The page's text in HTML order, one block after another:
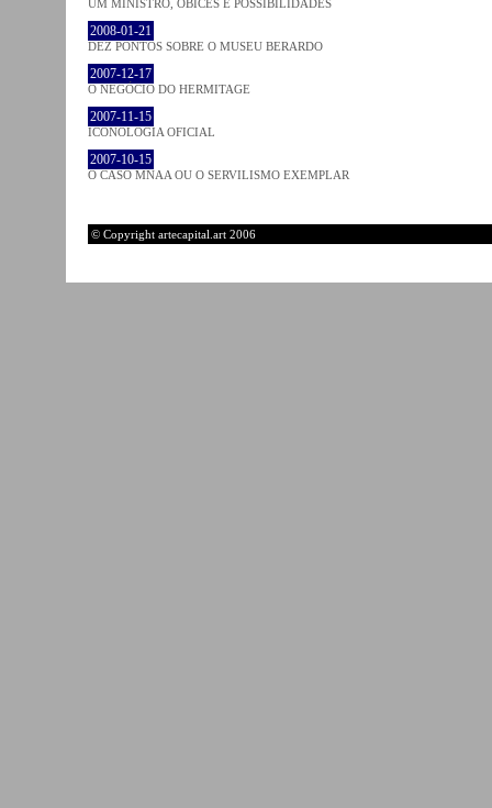
UM MINISTRO, ÓBICES E POSSIBILIDADES
2008-01-21
DEZ PONTOS SOBRE O MUSEU BERARDO
2007-12-17
O NEGÓCIO DO HERMITAGE
2007-11-15
ICONOLOGIA OFICIAL
2007-10-15
O CASO MNAA OU O SERVILISMO EXEMPLAR
© Copyright artecapital.art 2006